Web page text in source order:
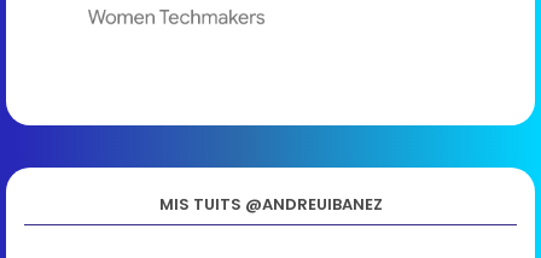
MIS TUITS @ANDREUIBANEZ